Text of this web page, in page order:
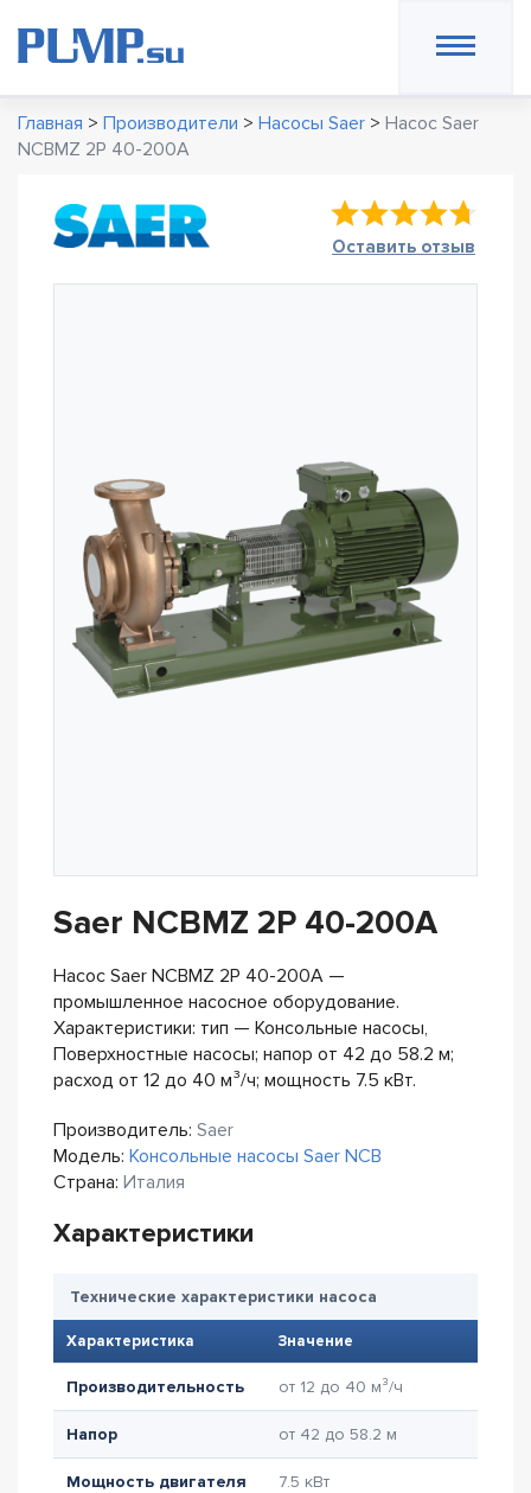
Главная > Производители > Насосы Saer > Насос Saer
NCBMZ 2P 40-200A
Оставить отзыв
Saer NCBMZ 2P 40-200A
Насос Saer NCBMZ 2P 40-200A —
промышленное насосное оборудование.
Характеристики: тип — Консольные насосы,
Поверхностные насосы; напор от 42 до 58.2 м;
расход от 12 до 40 м³/ч; мощность 7.5 кВт.
Производитель: Saer
Модель: Консольные насосы Saer NCB
Страна: Италия
Характеристики
Технические характеристики насоса
Характеристика Значение
Производительность от 12 до 40 м³/ч
Напор от 42 до 58.2 м
Мощность двигателя 7.5 кВт